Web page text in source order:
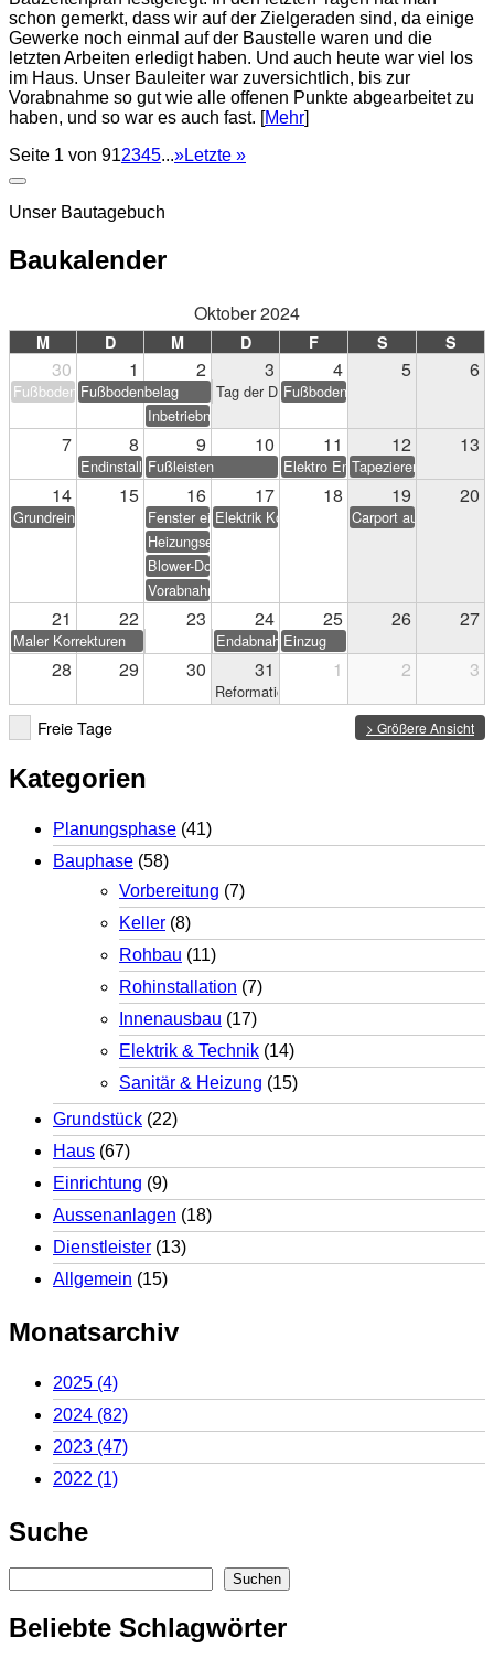
schon gemerkt, dass wir auf der Zielgeraden sind, da einige
Gewerke noch einmal auf der Baustelle waren und die
letzten Arbeiten erledigt haben. Und auch heute war viel los
im Haus. Unser Bauleiter war zuversichtlich, bis zur
Vorabnahme so gut wie alle offenen Punkte abgearbeitet zu
haben, und so war es auch fast. [Mehr]
Seite 1 von 912345...»Letzte »
Unser Bautagebuch
Baukalender
Oktober 2024
M D M D F S S
30 1 2 3 4 5 6
FußbodenbelagFußbodenbelag Tag der Deutschen Einheit
Fußbodenbelag
Inbetriebnahme PV-Anlage
7 8 9 10 11 12 13
Endinstallation Heizung/Sanitär
Fußleisten Elektro Endarbeiten
Tapezieren &
14 15 16 17 18 19 20
Grundreinigung Fenster einstellenElektrik Korrekturen
Carport aufstellen
Heizungseinweisung
Blower-Door-Test
Vorabnahme
21 22 23 24 25 26 27
Maler Korrekturen EndabnahmeEinzug
28 29 30 31 1 2 3
Reformationstag
> Größere Ansicht
Freie Tage
Kategorien
Planungsphase (41)
Bauphase (58)
Vorbereitung (7)
Keller (8)
Rohbau (11)
Rohinstallation (7)
Innenausbau (17)
Elektrik & Technik (14)
Sanitär & Heizung (15)
Grundstück (22)
Haus (67)
Einrichtung (9)
Aussenanlagen (18)
Dienstleister (13)
Allgemein (15)
Monatsarchiv
2025 (4)
2024 (82)
2023 (47)
2022 (1)
Suche
Suchen
Beliebte Schlagwörter